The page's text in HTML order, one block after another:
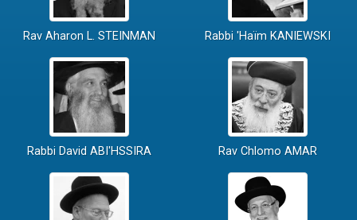
Rav Aharon L. STEINMAN Rabbi 'Haïm KANIEWSKI
Rabbi David ABI'HSSIRA Rav Chlomo AMAR